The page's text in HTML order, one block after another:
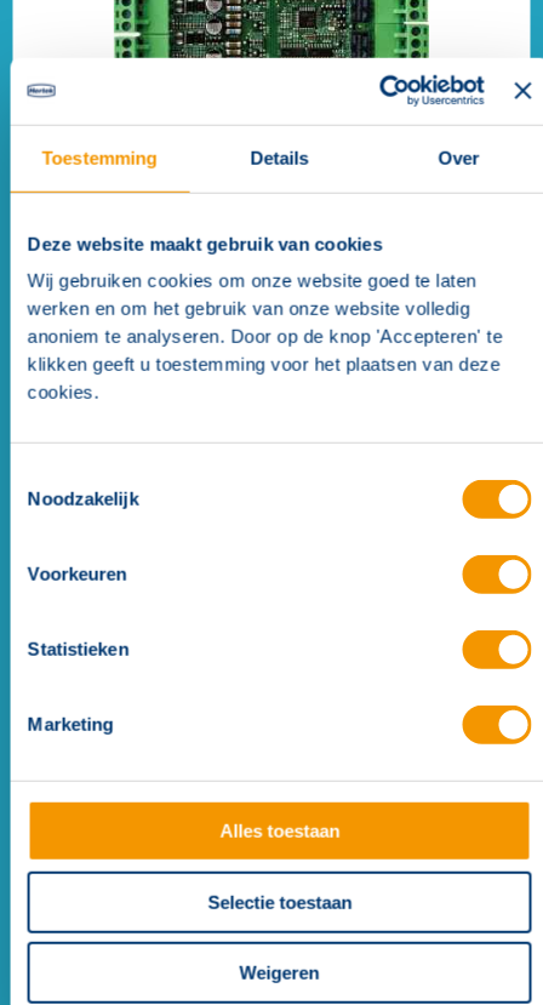
Toestemming Details Over
Deze website maakt gebruik van cookies
Wij gebruiken cookies om onze website goed te laten
werken en om het gebruik van onze website volledig
anoniem te analyseren. Door op de knop 'Accepteren' te
klikken geeft u toestemming voor het plaatsen van deze
cookies.
Noodzakelijk
Voorkeuren
Statistieken
Marketing
Alles toestaan
Selectie toestaan
Weigeren
Penta 5000/6000 periferiebus 8 groepen kaart